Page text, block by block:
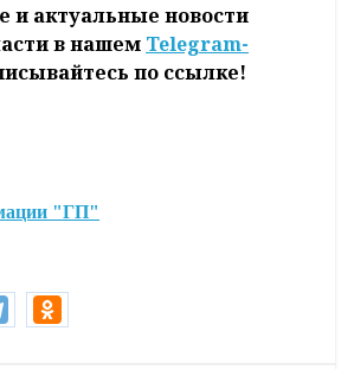
и актуальные новости
в нашем Telegram-
по ссылке!
"ГП"